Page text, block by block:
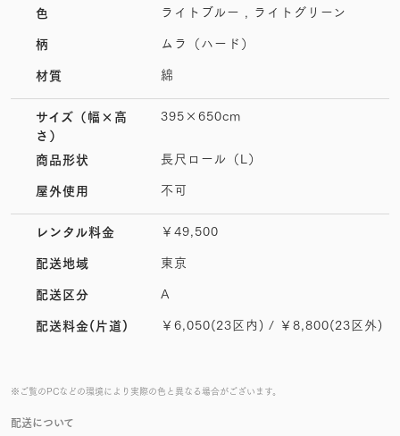
※ご覧のPCなどの環境により実際の色と異なる場合がございます。
配送について
色 ライトブルー , ライトグリーン
柄 ムラ（ハード）
材質 綿
サイズ （幅×高
さ）
395×650cm
商品形状 長尺ロール（L）
屋外使用 不可
レンタル料金 ￥49,500
配送地域 東京
配送区分 A
配送料金(片道) ￥6,050(23区内) / ￥8,800(23区外)